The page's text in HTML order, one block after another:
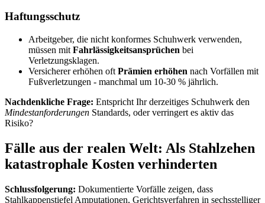
Haftungsschutz
Arbeitgeber, die nicht konformes Schuhwerk verwenden,
müssen mit Fahrlässigkeitsansprüchen bei
Verletzungsklagen.
Versicherer erhöhen oft Prämien erhöhen nach Vorfällen mit
Fußverletzungen - manchmal um 10-30 % jährlich.
Nachdenkliche Frage: Entspricht Ihr derzeitiges Schuhwerk den
Mindestanforderungen Standards, oder verringert es aktiv das
Risiko?
Fälle aus der realen Welt: Als Stahlzehen
katastrophale Kosten verhinderten
Schlussfolgerung: Dokumentierte Vorfälle zeigen, dass
Stahlkappenstiefel Amputationen, Gerichtsverfahren in sechsstelliger